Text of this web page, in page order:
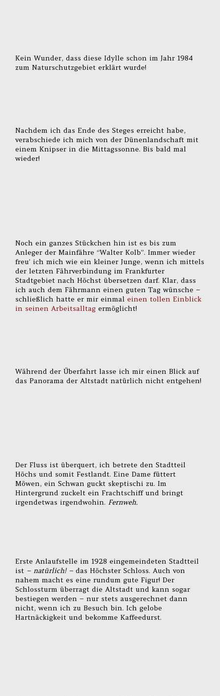
Kein Wunder, dass diese Idylle schon im Jahr 1984
zum Naturschutzgebiet erklärt wurde!
Nachdem ich das Ende des Steges erreicht habe,
verabschiede ich mich von der Dünenlandschaft mit
einem Knipser in die Mittagssonne. Bis bald mal
wieder!
Noch ein ganzes Stückchen hin ist es bis zum
Anleger der Mainfähre “Walter Kolb”. Immer wieder
freu’ ich mich wie ein kleiner Junge, wenn ich mittels
der letzten Fährverbindung im Frankfurter
Stadtgebiet nach Höchst übersetzen darf. Klar, dass
ich auch dem Fährmann einen guten Tag wünsche –
schließlich hatte er mir einmaleinen tollen Einblick
in seinen Arbeitsalltag ermöglicht!
Während der Überfahrt lasse ich mir einen Blick auf
das Panorama der Altstadt natürlich nicht entgehen!
Der Fluss ist überquert, ich betrete den Stadtteil
Höchs und somit Festlandt. Eine Dame füttert
Möwen, ein Schwan guckt skeptischi zu. Im
Hintergrund zuckelt ein Frachtschiff und bringt
irgendetwas irgendwohin. Fernweh.
Erste Anlaufstelle im 1928 eingemeindeten Stadtteil
ist – natürlich! – das Höchster Schloss. Auch von
nahem macht es eine rundum gute Figur! Der
Schlossturm überragt die Altstadt und kann sogar
bestiegen werden – nur stets ausgerechnet dann
nicht, wenn ich zu Besuch bin. Ich gelobe
Hartnäckigkeit und bekomme Kaffeedurst.